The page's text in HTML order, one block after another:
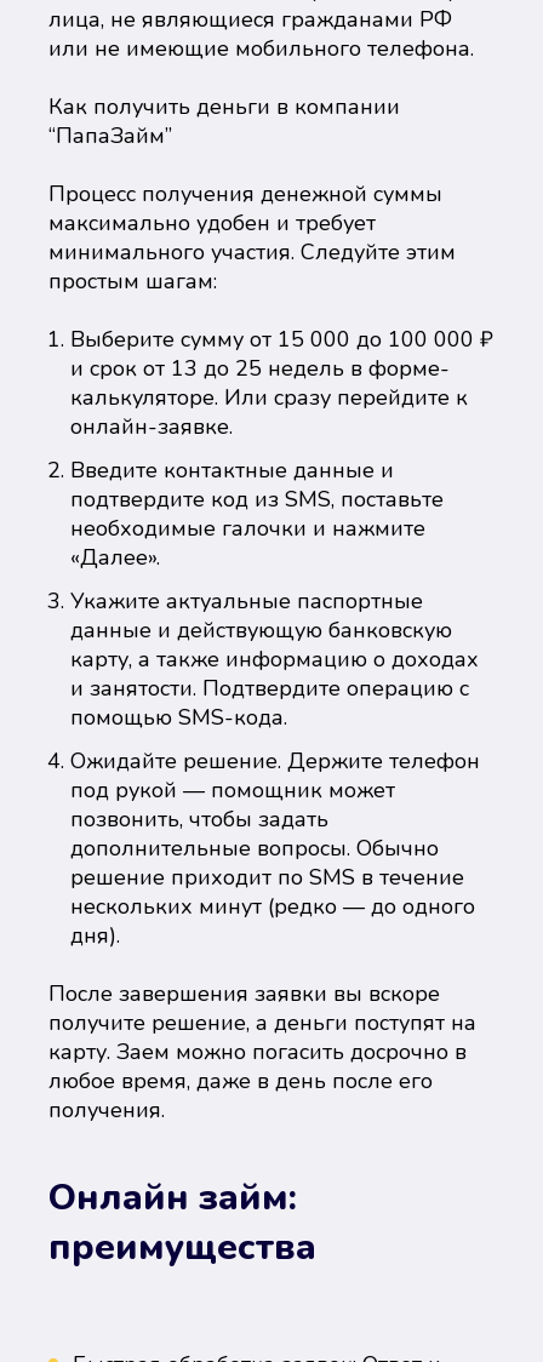
лица, не являющиеся гражданами РФ
или не имеющие мобильного телефона.
Как получить деньги в компании
“ПапаЗайм”
Процесс получения денежной суммы
максимально удобен и требует
минимального участия. Следуйте этим
простым шагам:
Выберите сумму от 15 000 до 100 000 ₽
и срок от 13 до 25 недель в форме-
калькуляторе. Или сразу перейдите к
онлайн-заявке.
Введите контактные данные и
подтвердите код из SMS, поставьте
необходимые галочки и нажмите
«Далее».
Укажите актуальные паспортные
данные и действующую банковскую
карту, а также информацию о доходах
и занятости. Подтвердите операцию с
помощью SMS-кода.
Ожидайте решение. Держите телефон
под рукой — помощник может
позвонить, чтобы задать
дополнительные вопросы. Обычно
решение приходит по SMS в течение
нескольких минут (редко — до одного
дня).
После завершения заявки вы вскоре
получите решение, а деньги поступят на
карту. Заем можно погасить досрочно в
любое время, даже в день после его
получения.
Онлайн займ:
преимущества